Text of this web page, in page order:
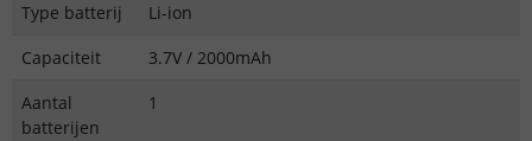
Type batterij
Li-ion
Capaciteit
3.7V / 2000mAh
Aantal
batterijen
1